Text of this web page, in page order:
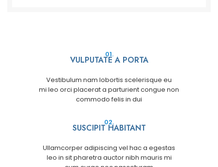
01.
VULPUTATE A PORTA
Vestibulum nam lobortis scelerisque eu
mi leo orci placerat a parturient congue non
commodo felis in dui
02.
SUSCIPIT HABITANT
Ullamcorper adipiscing vel hac a egestas
leo in sit pharetra auctor nibh mauris mi